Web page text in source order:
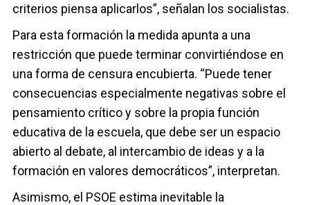
criterios piensa aplicarlos”, señalan los socialistas.
Para esta formación la medida apunta a una
restricción que puede terminar convirtiéndose en
una forma de censura encubierta. “Puede tener
consecuencias especialmente negativas sobre el
pensamiento crítico y sobre la propia función
educativa de la escuela, que debe ser un espacio
abierto al debate, al intercambio de ideas y a la
formación en valores democráticos”, interpretan.
Asimismo, el PSOE estima inevitable la